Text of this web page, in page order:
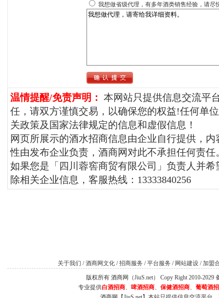
我想做省级代理，有多年酒类销售经验，请尽
温情提醒/免责声明： 本网站只提供信息交流平
任，请双方谨慎交易，以确保您的权益!任何单
关政策及国家法律规定的信息和虚假信息！
网页所展示的酒水招商信息由企业自行提供，
性由发布企业负责，酒商网对此不承担任何责任
如果您是「四川蓉窖商贸有限公司」负责人并
除相关企业信息，客服热线：13333840256
关于我们 /酒商网文化 /招商服务 /平台服务 / 网站建设 /加盟
版权所有 酒商网（JiuS.net） Copy Right 2010-2029
专业提供白酒招商、 啤酒招商、 保健酒招商、 葡萄酒